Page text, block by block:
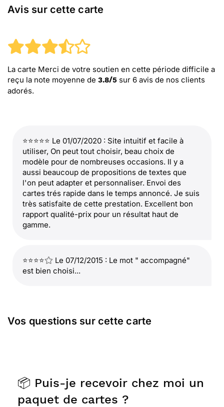
Avis sur cette carte
La carte Merci de votre soutien en cette période difficile a
reçu la note moyenne de 3.8/5 sur 6 avis de nos clients
adorés.
⭐⭐⭐⭐⭐ Le 01/07/2020 : Site intuitif et facile à
utiliser, On peut tout choisir, beau choix de
modèle pour de nombreuses occasions. Il y a
aussi beaucoup de propositions de textes que
l'on peut adapter et personnaliser. Envoi des
cartes trés rapide dans le temps annoncé. Je suis
très satisfaite de cette prestation. Excellent bon
rapport qualité-prix pour un résultat haut de
gamme.
⭐⭐⭐⭐
Le 07/12/2015 : Le mot " accompagné"
est bien choisi...
Vos questions sur cette carte
📦 Puis-je recevoir chez moi un
paquet de cartes ?